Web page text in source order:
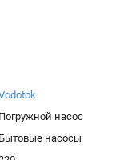
Погружной насос
Бытовые насосы